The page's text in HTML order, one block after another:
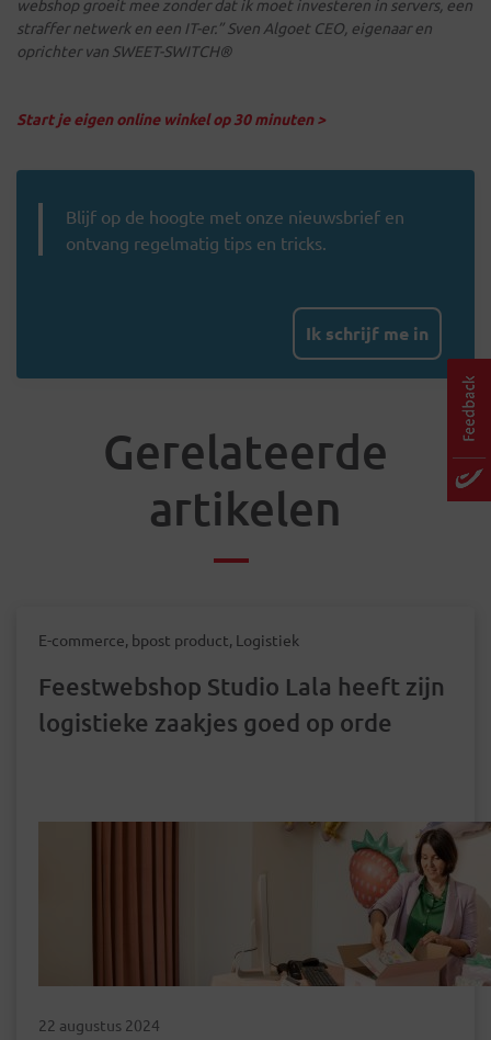
straffer netwerk en een IT-er.” Sven Algoet CEO, eigenaar en
oprichter van SWEET-SWITCH®
Start je eigen online winkel op 30 minuten >
Blijf op de hoogte met onze nieuwsbrief en
ontvang regelmatig tips en tricks.
Ik schrijf me in
Gerelateerde
artikelen
E-commerce, bpost product, Logistiek
Feestwebshop Studio Lala heeft zijn
logistieke zaakjes goed op orde
22 augustus 2024